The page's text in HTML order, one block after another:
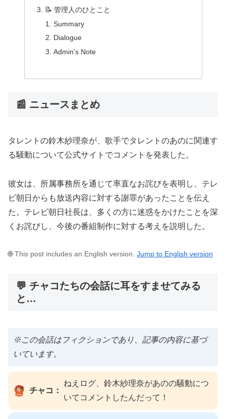
📝 管理人のひとこと
Summary
Dialogue
Admin’s Note
📰 ニュースまとめ
タレントの鈴木紗理奈が、歌手でタレントのあのに関連す
る騒動について公式サイトでコメントを発表した。
彼女は、所属事務所を通じて率直なお詫びを表明し、テレ
ビ朝日からも放送内容に対する謝罪があったことを伝え
た。テレビ朝日社長は、多くの方に迷惑をかけたことを深
くお詫びし、今後の番組制作に対する考えを説明した。
🌐 This post includes an English version. Jump to English version
💬 チャコたちの会話に耳をすませてみる
と…
※この会話はフィクションであり、記事の内容に基づ
いています。
チャコ：
ねえログ、鈴木紗理奈があのの騒動につ
いてコメントしたんだって！